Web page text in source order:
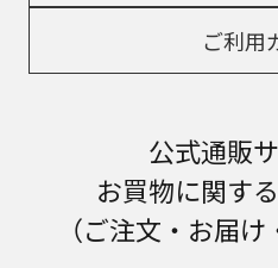
ご利用
公式通販
お買物に関す
（ご注文・お届け